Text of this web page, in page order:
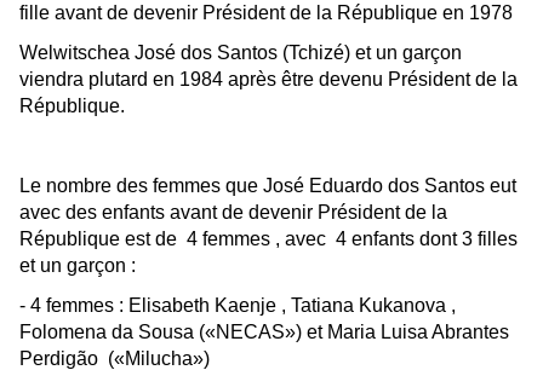
fille avant de devenir Président de la République en 1978
Welwitschea José dos Santos (Tchizé) et un garçon
viendra plutard en 1984 après être devenu Président de la
République.
Le nombre des femmes que José Eduardo dos Santos eut
avec des enfants avant de devenir Président de la
République est de 4 femmes , avec 4 enfants dont 3 filles
et un garçon :
- 4 femmes : Elisabeth Kaenje , Tatiana Kukanova ,
Folomena da Sousa («NECAS») et Maria Luisa Abrantes
Perdigão («Milucha»)